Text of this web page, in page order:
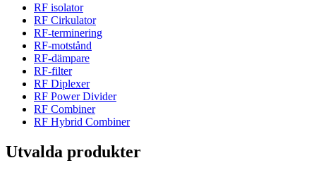
RF isolator
RF Cirkulator
RF-terminering
RF-motstånd
RF-dämpare
RF-filter
RF Diplexer
RF Power Divider
RF Combiner
RF Hybrid Combiner
Utvalda produkter